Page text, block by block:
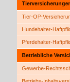
Tier-OP-
Hundehalter-
Pferdehalter-
Betriebliche
Gewerbe-